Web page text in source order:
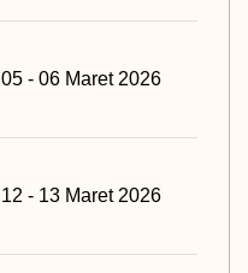
05 - 06 Maret 2026
12 - 13 Maret 2026